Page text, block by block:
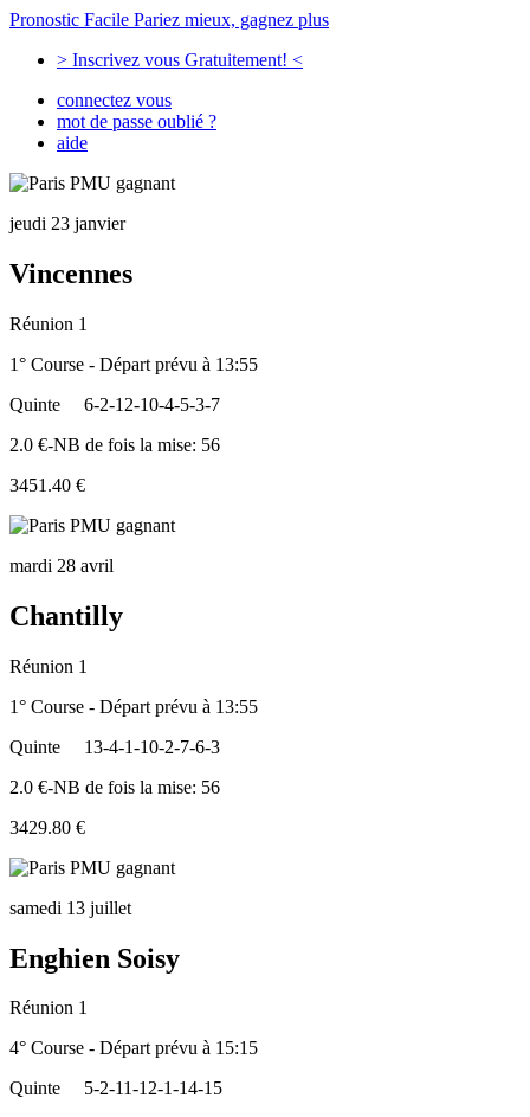
Pronostic Facile Pariez mieux, gagnez plus
> Inscrivez vous Gratuitement! <
connectez vous
mot de passe oublié ?
aide
jeudi 23 janvier
Vincennes
Réunion 1
1° Course - Départ prévu à 13:55
Quinte
6-2-12-10-4-5-3-7
2.0 €-NB de fois la mise: 56
3451.40 €
mardi 28 avril
Chantilly
Réunion 1
1° Course - Départ prévu à 13:55
Quinte
13-4-1-10-2-7-6-3
2.0 €-NB de fois la mise: 56
3429.80 €
samedi 13 juillet
Enghien Soisy
Réunion 1
4° Course - Départ prévu à 15:15
Quinte
5-2-11-12-1-14-15